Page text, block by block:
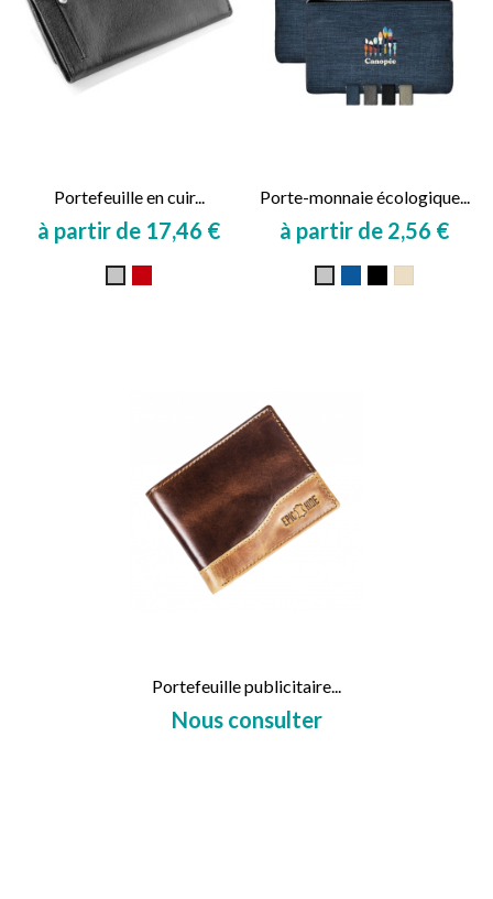
Portefeuille en cuir...
Prix
à partir de 17,46 €
Porte-monnaie écologique...
Prix
à partir de 2,56 €
Portefeuille publicitaire...
Nous consulter